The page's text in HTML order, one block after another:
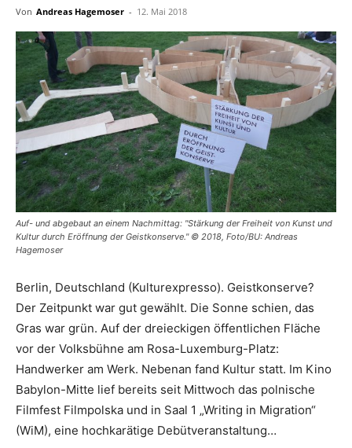
Von Andreas Hagemoser - 12. Mai 2018
Auf- und abgebaut an einem Nachmittag: "Stärkung der Freiheit von Kunst und
Kultur durch Eröffnung der Geistkonserve." © 2018, Foto/BU: Andreas
Hagemoser
Berlin, Deutschland (Kulturexpresso). Geistkonserve?
Der Zeitpunkt war gut gewählt. Die Sonne schien, das
Gras war grün. Auf der dreieckigen öffentlichen Fläche
vor der Volksbühne am Rosa-Luxemburg-Platz:
Handwerker am Werk. Nebenan fand Kultur statt. Im Kino
Babylon-Mitte lief bereits seit Mittwoch das polnische
Filmfest Filmpolska und in Saal 1 „Writing in Migration“
(WiM), eine hochkarätige Debütveranstaltung…